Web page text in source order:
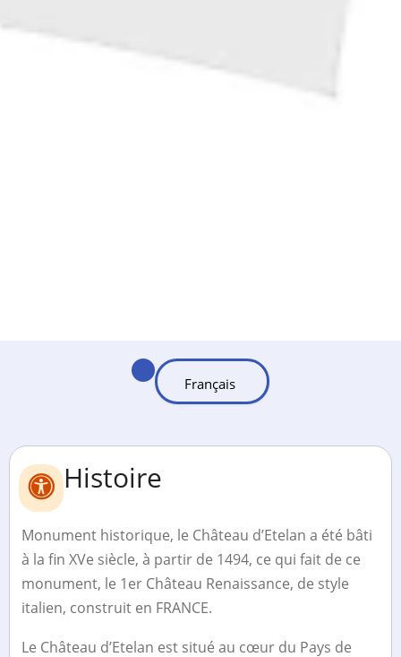
Histoire
Monument historique, le Château d’Etelan a été bâti
à la fin XVe siècle, à partir de 1494, ce qui fait de ce
monument, le 1er Château Renaissance, de style
italien, construit en FRANCE.
Le Château d’Etelan est situé au cœur du Pays de